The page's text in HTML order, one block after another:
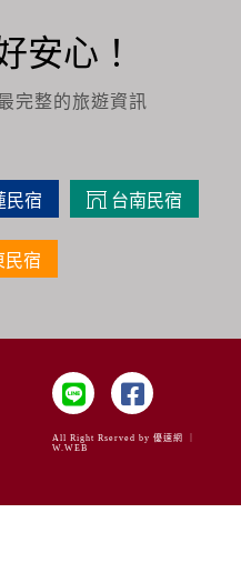
安心！
完整的旅遊資訊
民宿 台南民宿
民宿
All Right Rserved by 優速網 ｜
W.WEB